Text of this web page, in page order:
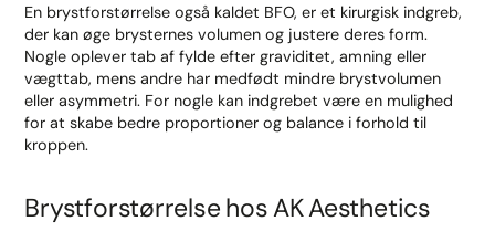
En brystforstørrelse også kaldet BFO, er et kirurgisk indgreb,
der kan øge brysternes volumen og justere deres form.
Nogle oplever tab af fylde efter graviditet, amning eller
vægttab, mens andre har medfødt mindre brystvolumen
eller asymmetri. For nogle kan indgrebet være en mulighed
for at skabe bedre proportioner og balance i forhold til
kroppen.
Brystforstørrelse hos AK Aesthetics